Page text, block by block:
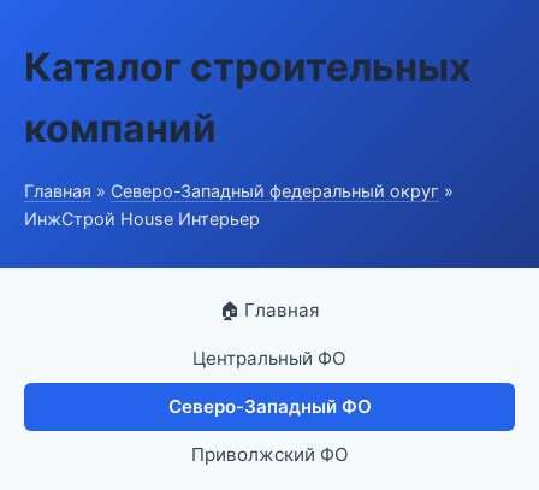
Каталог строительных
компаний
Главная » Северо-Западный федеральный округ »
ИнжСтрой House Интерьер
🏠 Главная
Центральный ФО
Северо-Западный ФО
Приволжский ФО